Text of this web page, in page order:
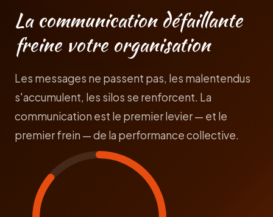
La communication défaillante
freine votre organisation
Les messages ne passent pas, les malentendus
s'accumulent, les silos se renforcent. La
communication est le premier levier — et le
premier frein — de la performance collective.